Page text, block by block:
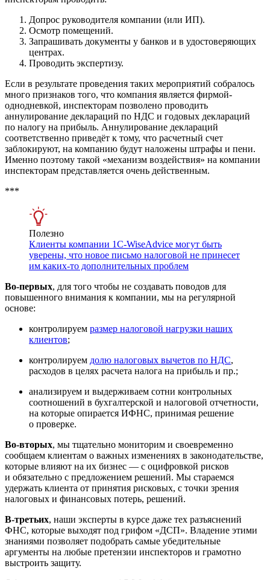
Допрос руководителя компании (или ИП).
Осмотр помещений.
Запрашивать документы у банков и в удостоверяющих
центрах.
Проводить экспертизу.
Если в результате проведения таких мероприятий собралось
много признаков того, что компания является фирмой-
однодневкой, инспекторам позволено проводить
аннулирование деклараций по НДС и годовых деклараций
по налогу на прибыль. Аннулирование деклараций
соответственно приведёт к тому, что расчетный счет
заблокируют, на компанию будут наложены штрафы и пени.
Именно поэтому такой «механизм воздействия» на компании
инспекторам представляется очень действенным.
***
Полезно
Клиенты компании 1С-WiseAdvice могут быть
уверены, что новое письмо налоговой не принесет
им каких-то дополнительных проблем
Во-первых, для того чтобы не создавать поводов для
повышенного внимания к компании, мы на регулярной
основе:
контролируем размер налоговой нагрузки наших
клиентов;
контролируем долю налоговых вычетов по НДС,
расходов в целях расчета налога на прибыль и пр.;
анализируем и выдерживаем сотни контрольных
соотношений в бухгалтерской и налоговой отчетности,
на которые опирается ИФНС, принимая решение
о проверке.
Во-вторых, мы тщательно мониторим и своевременно
сообщаем клиентам о важных изменениях в законодательстве,
которые влияют на их бизнес — с оцифровкой рисков
и обязательно с предложением решений. Мы стараемся
удержать клиента от принятия рисковых, с точки зрения
налоговых и финансовых потерь, решений.
В-третьих, наши эксперты в курсе даже тех разъяснений
ФНС, которые выходят под грифом «ДСП». Владение этими
знаниями позволяет подобрать самые убедительные
аргументы на любые претензии инспекторов и грамотно
выстроить защиту.